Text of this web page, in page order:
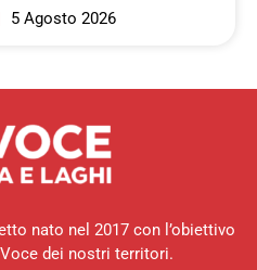
5 Agosto 2026
nato nel 2017 con l’obiettivo
dei nostri territori.